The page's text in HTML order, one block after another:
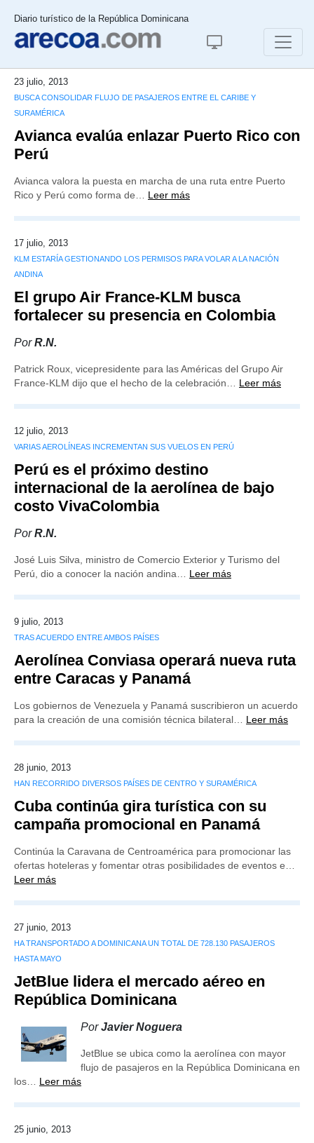
Diario turístico de la República Dominicana
23 julio, 2013
BUSCA CONSOLIDAR FLUJO DE PASAJEROS ENTRE EL CARIBE Y
SURAMÉRICA
Avianca evalúa enlazar Puerto Rico con
Perú
Avianca valora la puesta en marcha de una ruta entre Puerto
Rico y Perú como forma de… Leer más
17 julio, 2013
KLM ESTARÍA GESTIONANDO LOS PERMISOS PARA VOLAR A LA NACIÓN
ANDINA
El grupo Air France-KLM busca
fortalecer su presencia en Colombia
PorR.N.
Patrick Roux, vicepresidente para las Américas del Grupo Air
France-KLM dijo que el hecho de la celebración… Leer más
12 julio, 2013
VARIAS AEROLÍNEAS INCREMENTAN SUS VUELOS EN PERÚ
Perú es el próximo destino
internacional de la aerolínea de bajo
costo VivaColombia
PorR.N.
José Luis Silva, ministro de Comercio Exterior y Turismo del
Perú, dio a conocer la nación andina… Leer más
9 julio, 2013
TRAS ACUERDO ENTRE AMBOS PAÍSES
Aerolínea Conviasa operará nueva ruta
entre Caracas y Panamá
Los gobiernos de Venezuela y Panamá suscribieron un acuerdo
para la creación de una comisión técnica bilateral… Leer más
28 junio, 2013
HAN RECORRIDO DIVERSOS PAÍSES DE CENTRO Y SURAMÉRICA
Cuba continúa gira turística con su
campaña promocional en Panamá
Continúa la Caravana de Centroamérica para promocionar las
ofertas hoteleras y fomentar otras posibilidades de eventos e…
Leer más
27 junio, 2013
HA TRANSPORTADO A DOMINICANA UN TOTAL DE 728.130 PASAJEROS
HASTA MAYO
JetBlue lidera el mercado aéreo en
República Dominicana
PorJavier Noguera
JetBlue se ubica como la aerolínea con mayor
flujo de pasajeros en la República Dominicana en
los… Leer más
25 junio, 2013